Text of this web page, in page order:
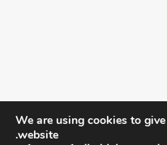
We are using cookies to
website.